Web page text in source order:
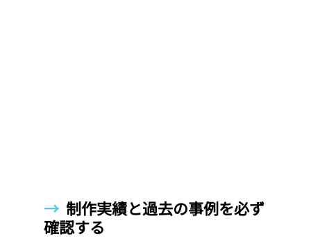
→ 制作実績と過去の事例を必ず
確認する